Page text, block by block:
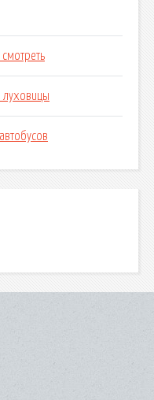
смотреть
луховицы